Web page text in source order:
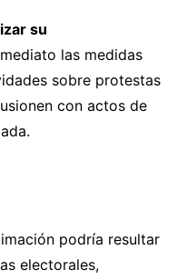
su
las medidas
sobre protestas
con actos de
podría resultar
electorales,